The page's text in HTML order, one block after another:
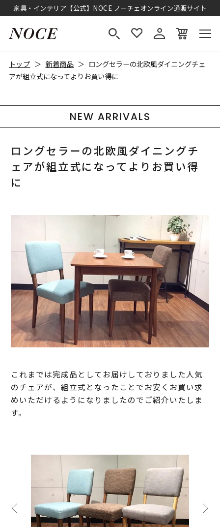
家具・インテリア【公式】NOCE ノーチェオンライン通販サイト
トップ 新着商品
ロングセラーの北欧風ダイニングチェ
アが組立式になってよりお買い得に
NEW ARRIVALS
ロングセラーの北欧風ダイニングチ
ェアが組立式になってよりお買い得
に
これまでは完成品としてお届けしておりました人気
のチェアが、組立式となったことでお安くお買い求
めいただけるようになりましたのでご紹介いたしま
す。